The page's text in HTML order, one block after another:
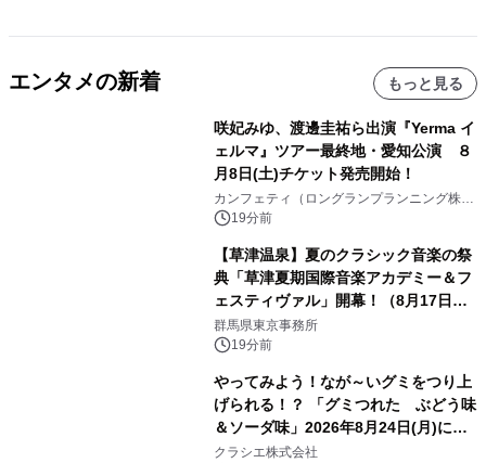
エンタメの新着 もっと見る
咲妃みゆ、渡邊圭祐ら出演『Yerma イ
ェルマ』ツアー最終地・愛知公演 ８
月8日(土)チケット発売開始！
カンフェティ（ロングランプランニング株式
会社）
19分前
【草津温泉】夏のクラシック音楽の祭
典「草津夏期国際音楽アカデミー＆フ
ェスティヴァル」開幕！（8月17日か
ら）
群馬県東京事務所
19分前
やってみよう！なが～いグミをつり上
げられる！？ 「グミつれた ぶどう味
＆ソーダ味」2026年8月24日(月)に登
場！
クラシエ株式会社